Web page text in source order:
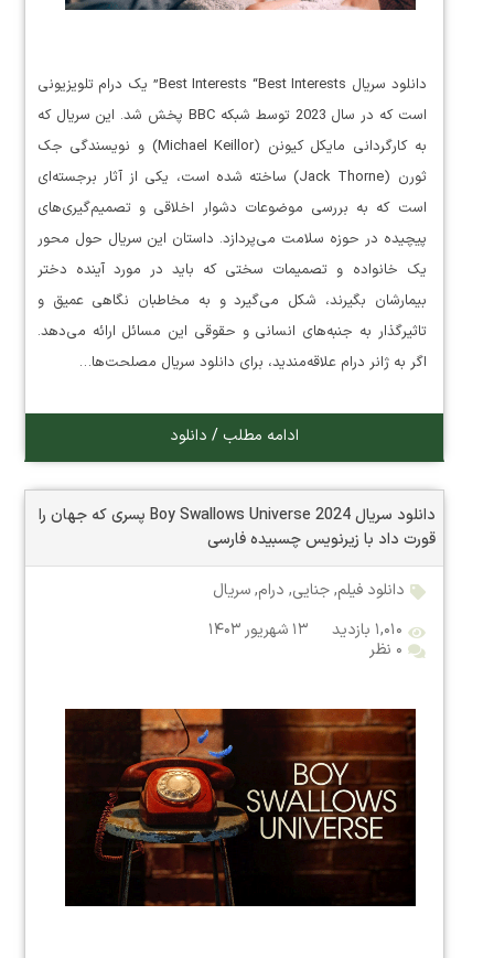
دانلود سریال Best Interests “Best Interests” یک درام تلویزیونی
است که در سال 2023 توسط شبکه BBC پخش شد. این سریال که
به کارگردانی مایکل کیونن (Michael Keillor) و نویسندگی جک
ثورن (Jack Thorne) ساخته شده است، یکی از آثار برجسته‌ای
است که به بررسی موضوعات دشوار اخلاقی و تصمیم‌گیری‌های
پیچیده در حوزه سلامت می‌پردازد. داستان این سریال حول محور
یک خانواده و تصمیمات سختی که باید در مورد آینده دختر
بیمارشان بگیرند، شکل می‌گیرد و به مخاطبان نگاهی عمیق و
تاثیرگذار به جنبه‌های انسانی و حقوقی این مسائل ارائه می‌دهد.
اگر به ژانر درام علاقه‌مندید، برای دانلود سریال مصلحت‌ها…
ادامه مطلب / دانلود
دانلود سریال Boy Swallows Universe 2024 پسری که جهان را
قورت داد با زیرنویس چسبیده فارسی
دانلود فیلم,جنایی, درام,سریال
۱,۰۱۰ بازدید
۱۳ شهریور ۱۴۰۳
۰ نظر